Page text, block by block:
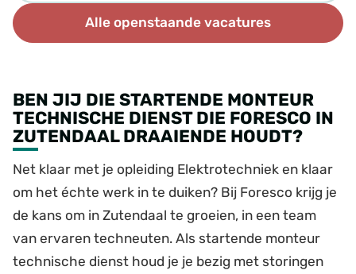
Alle openstaande vacatures
BEN JIJ DIE STARTENDE MONTEUR
TECHNISCHE DIENST DIE FORESCO IN
ZUTENDAAL DRAAIENDE HOUDT?
Net klaar met je opleiding Elektrotechniek en klaar
om het échte werk in te duiken? Bij Foresco krijg je
de kans om in Zutendaal te groeien, in een team
van ervaren techneuten. Als startende monteur
technische dienst houd je je bezig met storingen